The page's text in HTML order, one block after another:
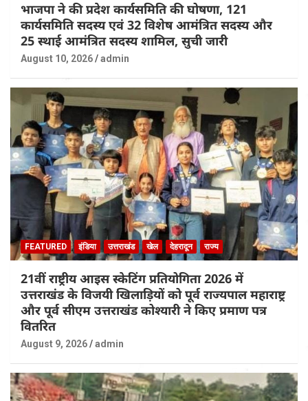
भाजपा ने की प्रदेश कार्यसमिति की घोषणा, 121
कार्यसमिति सदस्य एवं 32 विशेष आमंत्रित सदस्य और
25 स्थाई आमंत्रित सदस्य शामिल, सुची जारी
August 10, 2026 admin
FEATURED इंडिया उत्तराखंड खेल देहरादून राज्य
21वीं राष्ट्रीय आइस स्केटिंग प्रतियोगिता 2026 में
उत्तराखंड के विजयी खिलाड़ियों को पूर्व राज्यपाल महाराष्ट्र
और पूर्व सीएम उत्तराखंड कोश्यारी ने किए प्रमाण पत्र
वितरित
August 9, 2026 admin